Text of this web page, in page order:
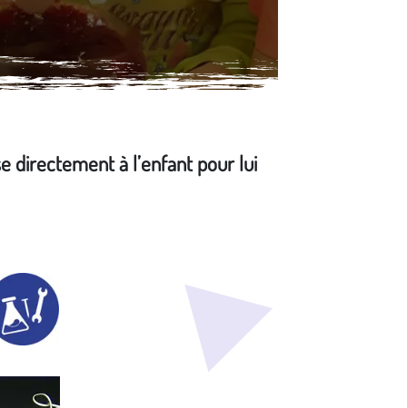
directement à l’enfant pour lui